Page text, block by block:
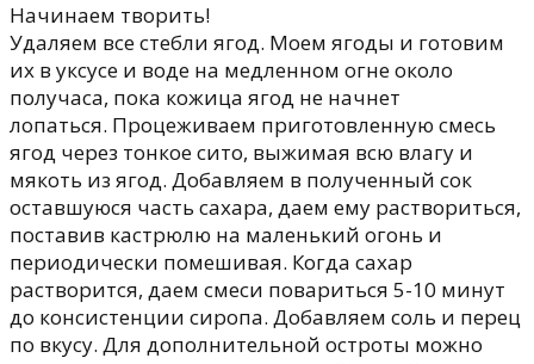
Начинаем творить!
Удаляем все стебли ягод. Моем ягоды и готовим
их в уксусе и воде на медленном огне около
получаса, пока кожица ягод не начнет
лопаться. Процеживаем приготовленную смесь
ягод через тонкое сито, выжимая всю влагу и
мякоть из ягод. Добавляем в полученный сок
оставшуюся часть сахара, даем ему раствориться,
поставив кастрюлю на маленький огонь и
периодически помешивая. Когда сахар
растворится, даем смеси повариться 5-10 минут
до консистенции сиропа. Добавляем соль и перец
по вкусу. Для дополнительной остроты можно